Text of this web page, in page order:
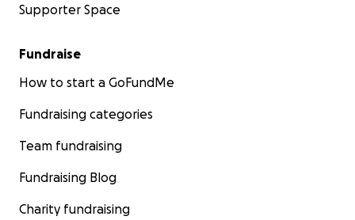
Supporter Space
Fundraise
How to start a GoFundMe
Fundraising categories
Team fundraising
Fundraising Blog
Charity fundraising